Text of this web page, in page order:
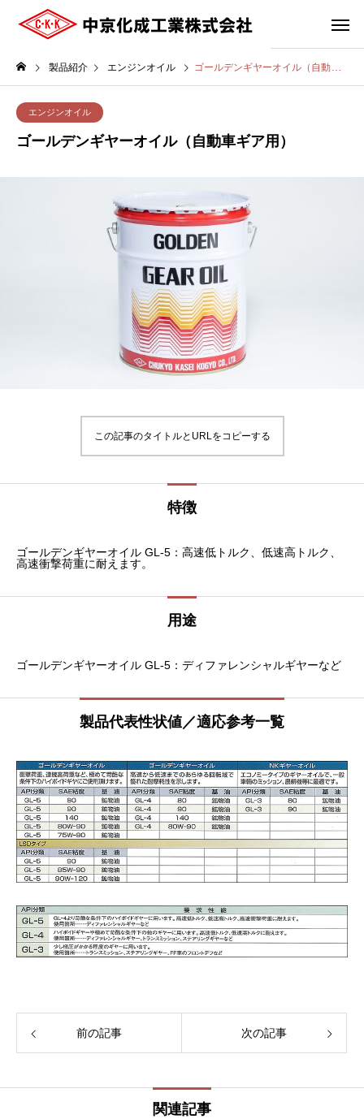
製品紹介 エンジンオイル ゴールデンギヤーオイル（自動車ギア用）
エンジンオイル
ゴールデンギヤーオイル（自動車ギア用）
この記事のタイトルとURLをコピーする
特徴
ゴールデンギヤーオイル GL-5：高速低トルク、低速高トルク、
高速衝撃荷重に耐えます。
用途
ゴールデンギヤーオイル GL-5：ディファレンシャルギヤーなど
製品代表性状値／適応参考一覧
前の記事 次の記事
関連記事